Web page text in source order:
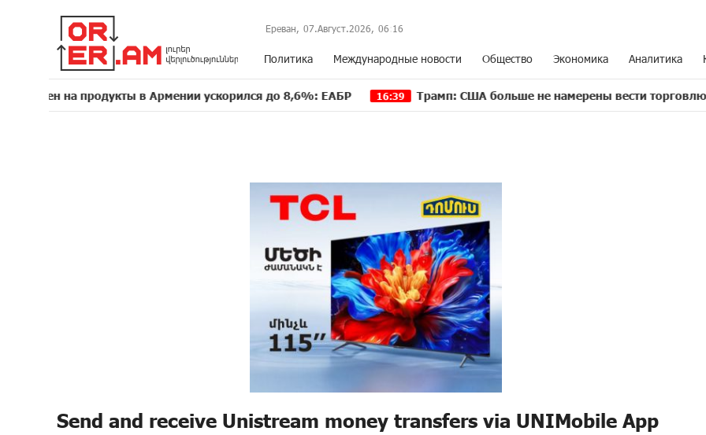
Ереван, 07.Август.2026, 06 16
Политика Международные новости Общество Экономика Аналитика
продукты в Армении ускорился до 8,6%: ЕАБР 16:39 Трамп: США больше не намерены вести торговлю с
Send and receive Unistream money transfers via UNIMobile App